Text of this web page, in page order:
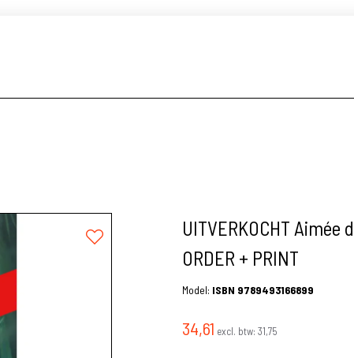
UITVERKOCHT
ORDER + PRINT
Model: ISBN 9789493166899
34,61 excl. btw:31,75